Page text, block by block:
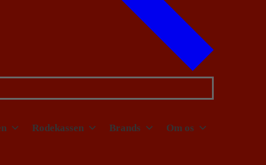
Rodekassen Brands Om os